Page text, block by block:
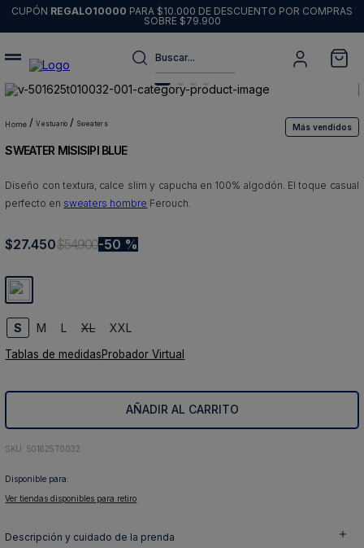
CUPÓN REGALO10000 PARA $10.000 DE DESCUENTO POR COMPRAS
SOBRE $79.900
Buscar...
vestuario sweaters Más vendidos
SWEATER MISISIPI BLUE
Diseño con textura, calce slim y capucha en 100% algodón. El toque casual
perfecto en sweaters hombre Ferouch.
$27.450$54.900 50 %
S M L XL XXL
Tablas de medidasProbador Virtual
AÑADIR AL CARRITO
: 501625T0032
Disponible para:
Ver tiendas disponibles para retiro
Descripción y cuidado de la prenda
1.
sweater
2.
chaquetas
3.
pantalon
camisas
5.
chaqueta cuero
7.
8
chaqueta
9.
poleron